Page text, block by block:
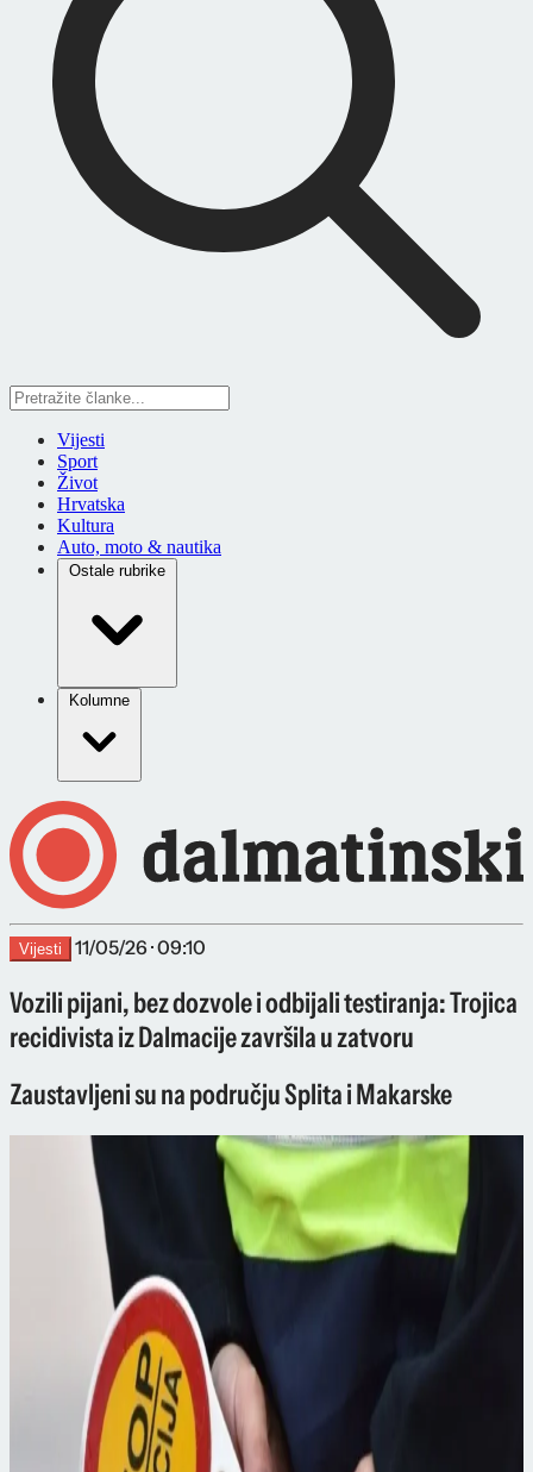
Vijesti
Sport
Život
Hrvatska
Kultura
Auto, moto & nautika
Ostale rubrike
Kolumne
Vijesti 11/05/26 · 09:10
Vozili pijani, bez dozvole i odbijali testiranja: Trojica
recidivista iz Dalmacije završila u zatvoru
Zaustavljeni su na području Splita i Makarske